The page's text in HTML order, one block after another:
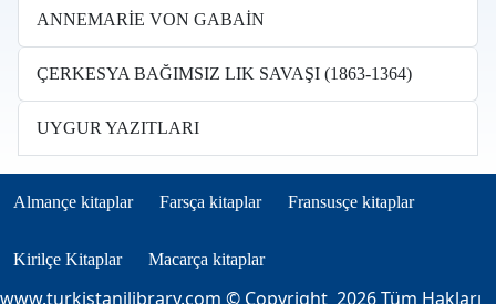
ANNEMARİE VON GABAİN
ÇERKESYA BAĞIMSIZ LIK SAVAŞI (1863-1364)
UYGUR YAZITLARI
Books in other languages tr
Almançe kitaplar
(opens in new tab) Farsça kitaplar
(opens in new tab) Fransusçe kitaplar
(opens in new tab)
Kirilçe Kitaplar
(opens in new tab) Macarça kitaplar
(opens in new tab)
www.turkistanilibrary.com © Copyright 2026 Tüm Hakları